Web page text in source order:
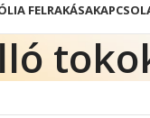
FELRAKÁSA